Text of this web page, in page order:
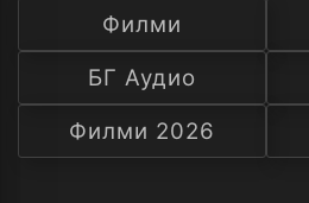
тема
Филми
БГ Аудио
Филми 2026